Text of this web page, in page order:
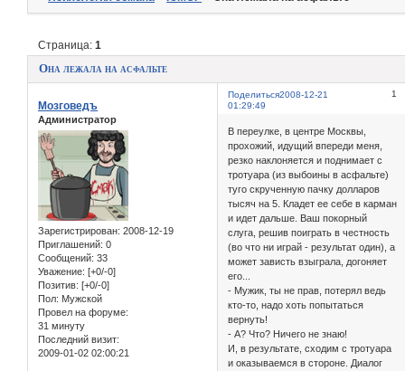
Она лежала на асфальте
Страница:1
Поделиться 1
2008-12-21
01:29:49
Мозговедъ
Администратор
Зарегистрирован: 2008-12-19
Приглашений: 0
Сообщений: 33
Уважение: [+0/-0]
Позитив: [+0/-0]
Пол: Мужской
Провел на форуме:
31 минуту
Последний визит:
2009-01-02 02:00:21
B переулке, в центре Москвы,
прохожий, идущий впереди меня,
резко наклоняется и поднимает с
тротуара (из выбоины в асфальте)
туго скрученную пачку долларов
тысяч на 5. Кладет ее себе в карман
и идет дальше. Ваш покорный
слуга, решив поиграть в честность
(во что ни играй - результат один), а
может зависть взыграла, догоняет
его...
- Мужик, ты не прав, потерял ведь
кто-то, надо хоть попытаться
вернуть!
- А? Что? Ничего не знаю!
И, в результате, сходим с тротуара
и оказываемся в стороне. Диалог